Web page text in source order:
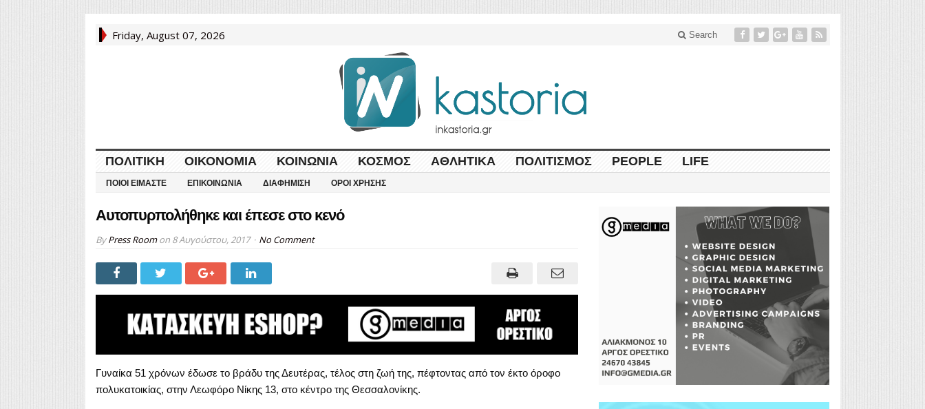
Friday, August 07, 2026 Search
ΠΟΛΙΤΙΚΉ ΟΙΚΟΝΟΜΊΑ ΚΟΙΝΩΝΊΑ ΚΌΣΜΟΣ ΑΘΛΗΤΙΚΆ ΠΟΛΙΤΙΣΜΌΣ PEOPLE LIFE
ΠΟΙΟΙ ΕΊΜΑΣΤΕ ΕΠΙΚΟΙΝΩΝΊΑ ΔΙΑΦΉΜΙΣΗ ΌΡΟΙ ΧΡΉΣΗΣ
Aυτοπυρπολήθηκε και έπεσε στο κενό
ByPress Roomon 8 Αυγούστου, 2017 No Comment
Γυναίκα 51 χρόνων έδωσε το βράδυ της Δευτέρας, τέλος στη ζωή της, πέφτοντας από τον έκτο όροφο
πολυκατοικίας, στην Λεωφόρο Νίκης 13, στο κέντρο της Θεσσαλονίκης.